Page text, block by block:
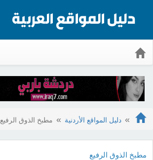
دليل المواقع الأردنية مطبخ الذوق الرفيع
مطبخ الذوق الرفيع